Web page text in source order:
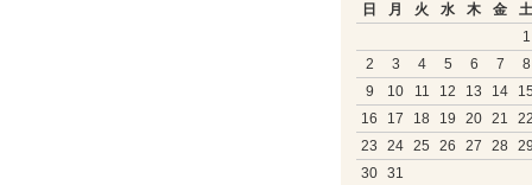
日
月 火 水 木 金
土
1
2
3 4 5 6 7
8
9
10 11 12 13 14
15
16
17 18 19 20 21
22
23
24 25 26 27 28 29
30 31